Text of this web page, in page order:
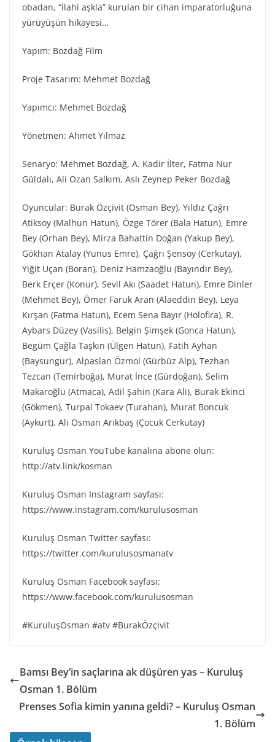
obadan, “ilahi aşkla” kurulan bir cihan imparatorluğuna
yürüyüşün hikayesi…
Yapım: Bozdağ Fi̇lm
Proje Tasarım: Mehmet Bozdağ
Yapımcı: Mehmet Bozdağ
Yönetmen: Ahmet Yılmaz
Senaryo: Mehmet Bozdağ, A. Kadir İlter, Fatma Nur
Güldalı, Ali Ozan Salkım, Aslı Zeynep Peker Bozdağ
Oyuncular: Burak Özçivit (Osman Bey), Yıldız Çağrı
Atiksoy (Malhun Hatun), Özge Törer (Bala Hatun), Emre
Bey (Orhan Bey), Mirza Bahattin Doğan (Yakup Bey),
Gökhan Atalay (Yunus Emre), Çağrı Şensoy (Cerkutay),
Yiğit Uçan (Boran), Deniz Hamzaoğlu (Bayındır Bey),
Berk Erçer (Konur), Sevil Akı (Saadet Hatun), Emre Dinler
(Mehmet Bey), Ömer Faruk Aran (Alaeddin Bey), Leya
Kırşan (Fatma Hatun), Ecem Sena Bayır (Holofira), R.
Aybars Düzey (Vasilis), Belgin Şimşek (Gonca Hatun),
Begüm Çağla Taşkın (Ülgen Hatun), Fatih Ayhan
(Baysungur), Alpaslan Özmol (Gürbüz Alp), Tezhan
Tezcan (Temirboğa), Murat İnce (Gürdoğan), Selim
Makaroğlu (Atmaca), Adil Şahin (Kara Ali), Burak Ekinci
(Gökmen), Turpal Tokaev (Turahan), Murat Boncuk
(Aykurt), Ali Osman Arıkbaş (Çocuk Cerkutay)
Kuruluş Osman YouTube kanalına abone olun:
http://atv.link/kosman
Kuruluş Osman Instagram sayfası:
https://www.instagram.com/kurulusosman
Kuruluş Osman Twitter sayfası:
https://twitter.com/kurulusosmanatv
Kuruluş Osman Facebook sayfası:
https://www.facebook.com/kurulusosman
#KuruluşOsman #atv #BurakÖzçivit
Bamsı Bey’in saçlarına ak düşüren yas – Kuruluş
Osman 1. Bölüm
Prenses Sofia kimin yanına geldi? – Kuruluş Osman
1. Bölüm